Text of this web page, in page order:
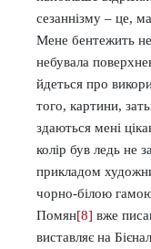
сезаннізму – це,
Мене бентежить
небувала
йдеться про
того, картини,
здаються мені
колір був ледь не
прикладом
чорно-білою
Помян[8] вже
виставляє на